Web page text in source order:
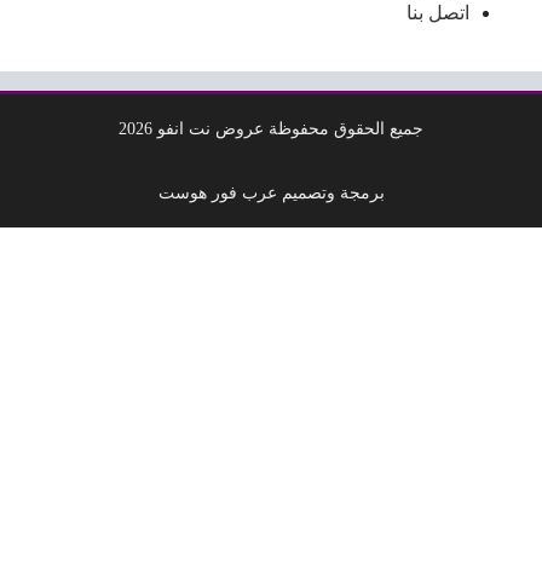
اتصل بنا
جميع الحقوق محفوظة عروض نت انفو 2026
برمجة وتصميم عرب فور هوست